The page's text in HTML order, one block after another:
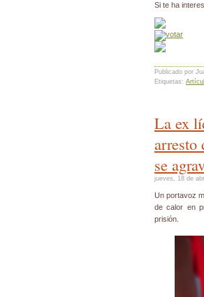
Si te ha
Publicado por
Etiquetas:
La ex
arresto
se
jueves, 18 de
Un portavoz
de calor en
prisión.